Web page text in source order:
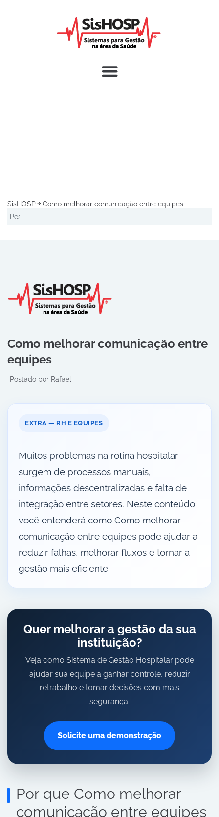
SisHOSP Como melhorar comunicação entre equipes
Como melhorar comunicação entre
equipes
Postado por Rafael
EXTRA — RH E EQUIPES
Muitos problemas na rotina hospitalar
surgem de processos manuais,
informações descentralizadas e falta de
integração entre setores. Neste conteúdo
você entenderá como Como melhorar
comunicação entre equipes pode ajudar a
reduzir falhas, melhorar fluxos e tornar a
gestão mais eficiente.
Quer melhorar a gestão da sua
instituição?
Veja como Sistema de Gestão Hospitalar pode
ajudar sua equipe a ganhar controle, reduzir
retrabalho e tomar decisões com mais
segurança.
Solicite uma demonstração
Por que Como melhorar
comunicação entre equipes